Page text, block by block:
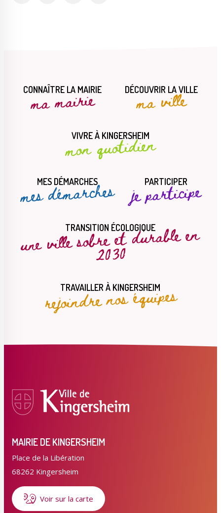
CONNAÎTRE LA MAIRIE
ma mairie DÉCOUVRIR LA VILLE
ma ville
VIVRE À KINGERSHEIM
mon quotidien
MES DÉMARCHES
mes démarches PARTICIPER
je participe
TRANSITION ÉCOLOGIQUE
une ville sobre et durable en
2030
TRAVAILLER À KINGERSHEIM
rejoindre nos équipes
MAIRIE DE KINGERSHEIM
Place de la Libération
68262 Kingersheim
Voir sur la carte